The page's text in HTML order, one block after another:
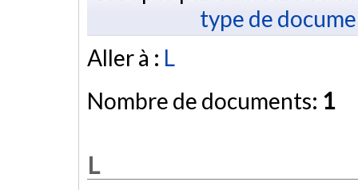
type de
Aller à : L
Nombre de documents: 1
L